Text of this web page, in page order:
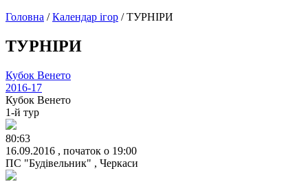
Головна /Календар ігор /ТУРНІРИ
ТУРНІРИ
Кубок Венето
2016-17
Кубок Венето
1-й тур
80:63
16.09.2016 , початок о 19:00
ПС "Будівельник" , Черкаси